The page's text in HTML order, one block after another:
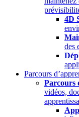
4D
des
Parcours
Parcours
vidéos,